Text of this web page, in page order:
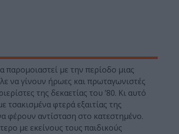
με την περίοδο μιας
να γίνουν ήρωες και πρωταγωνιστές
της δεκαετίας του ’80. Κι αυτό
τσακισμένα φτερά εξαιτίας της
φέρουν αντίσταση στο κατεστημένο.
με εκείνους τους παιδικούς